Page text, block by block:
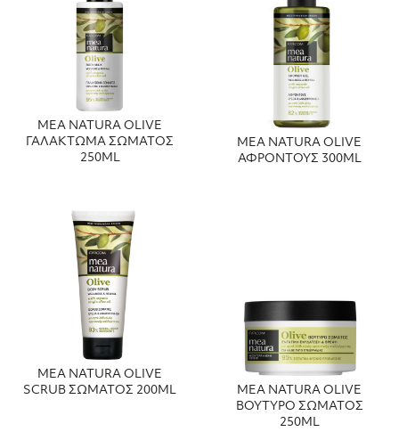
MEA NATURA OLIVE
ΓΑΛΑΚΤΩΜΑ ΣΩΜΑΤΟΣ
250ML
MEA NATURA OLIVE
ΑΦΡΟΝΤΟΥΣ 300ML
MEA NATURA OLIVE
SCRUB ΣΩΜΑΤΟΣ 200ML
MEA NATURA OLIVE
ΒΟΥΤΥΡΟ ΣΩΜΑΤΟΣ
250ML